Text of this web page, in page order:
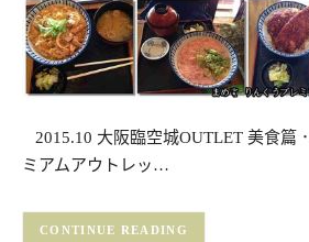
2015.10 大阪臨空城OUTLET 美食篇
ミアムアウトレッ…
CONTINUE READING